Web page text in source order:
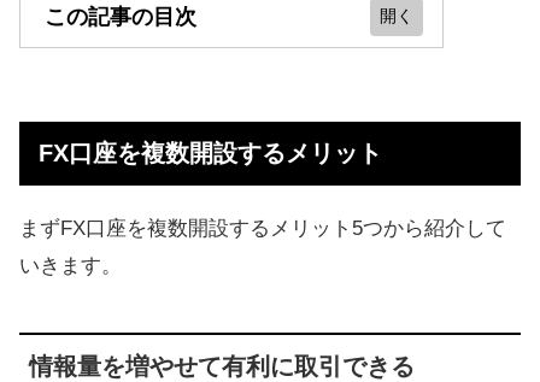
この記事の目次
合わせ
少額からFXを始めたい人におすすめ
な組み合わせ
合わせ
FX口座を複数開設するメリット
まずFX口座を複数開設するメリット5つから紹介して
いきます。
情報量を増やせて有利に取引できる